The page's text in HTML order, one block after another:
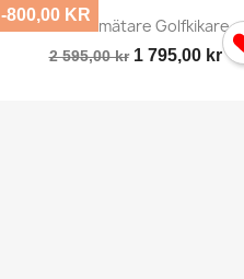
Snabbvy
Avståndsmätare Golfkikare...
2 595,00 kr 1 795,00 kr
-800,00 KR